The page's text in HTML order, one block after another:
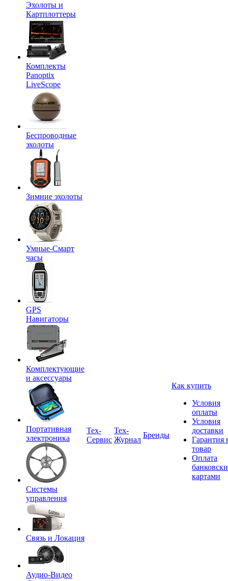
Эхолоты и
Картплоттеры
Комплекты
Panoptix
LiveScope
Беспроводные
эхолоты
Зимние эхолоты
Умные-Смарт
часы
GPS
Навигаторы
Комплектующие
и аксессуары
Портативная
электроника
Системы
управления
Связь и Локация
Аудио-Видео
Tex-
Сервис
Тех-
Журнал
Бренды
Как купить
Условия
оплаты
Условия
доставки
Гарантия
товар
Оплата
картами